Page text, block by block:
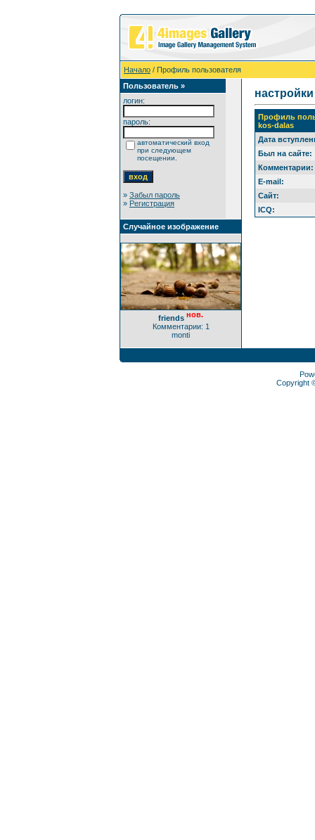
Начало / Профиль пользователя
Пользователь »
логин:
пароль:
автоматический вход
при следующем
посещении.
» Забыл пароль
» Регистрация
Случайное изображение
friends нов.
Комментарии: 1
monti
настройки
Профиль
kos-dalas
Дата
Был на сайте:
Комментарии:
E-mail:
Сайт:
ICQ:
Copyright